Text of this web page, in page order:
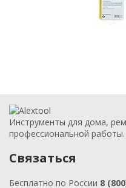
Инструменты для дома,
профессиональной работы.
Связаться
Бесплатно по России 8